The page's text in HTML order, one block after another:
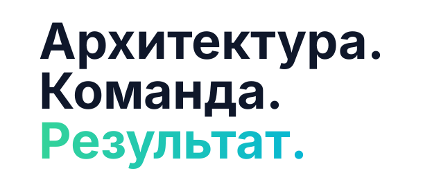
Архитектура.
Команда.
Результат.